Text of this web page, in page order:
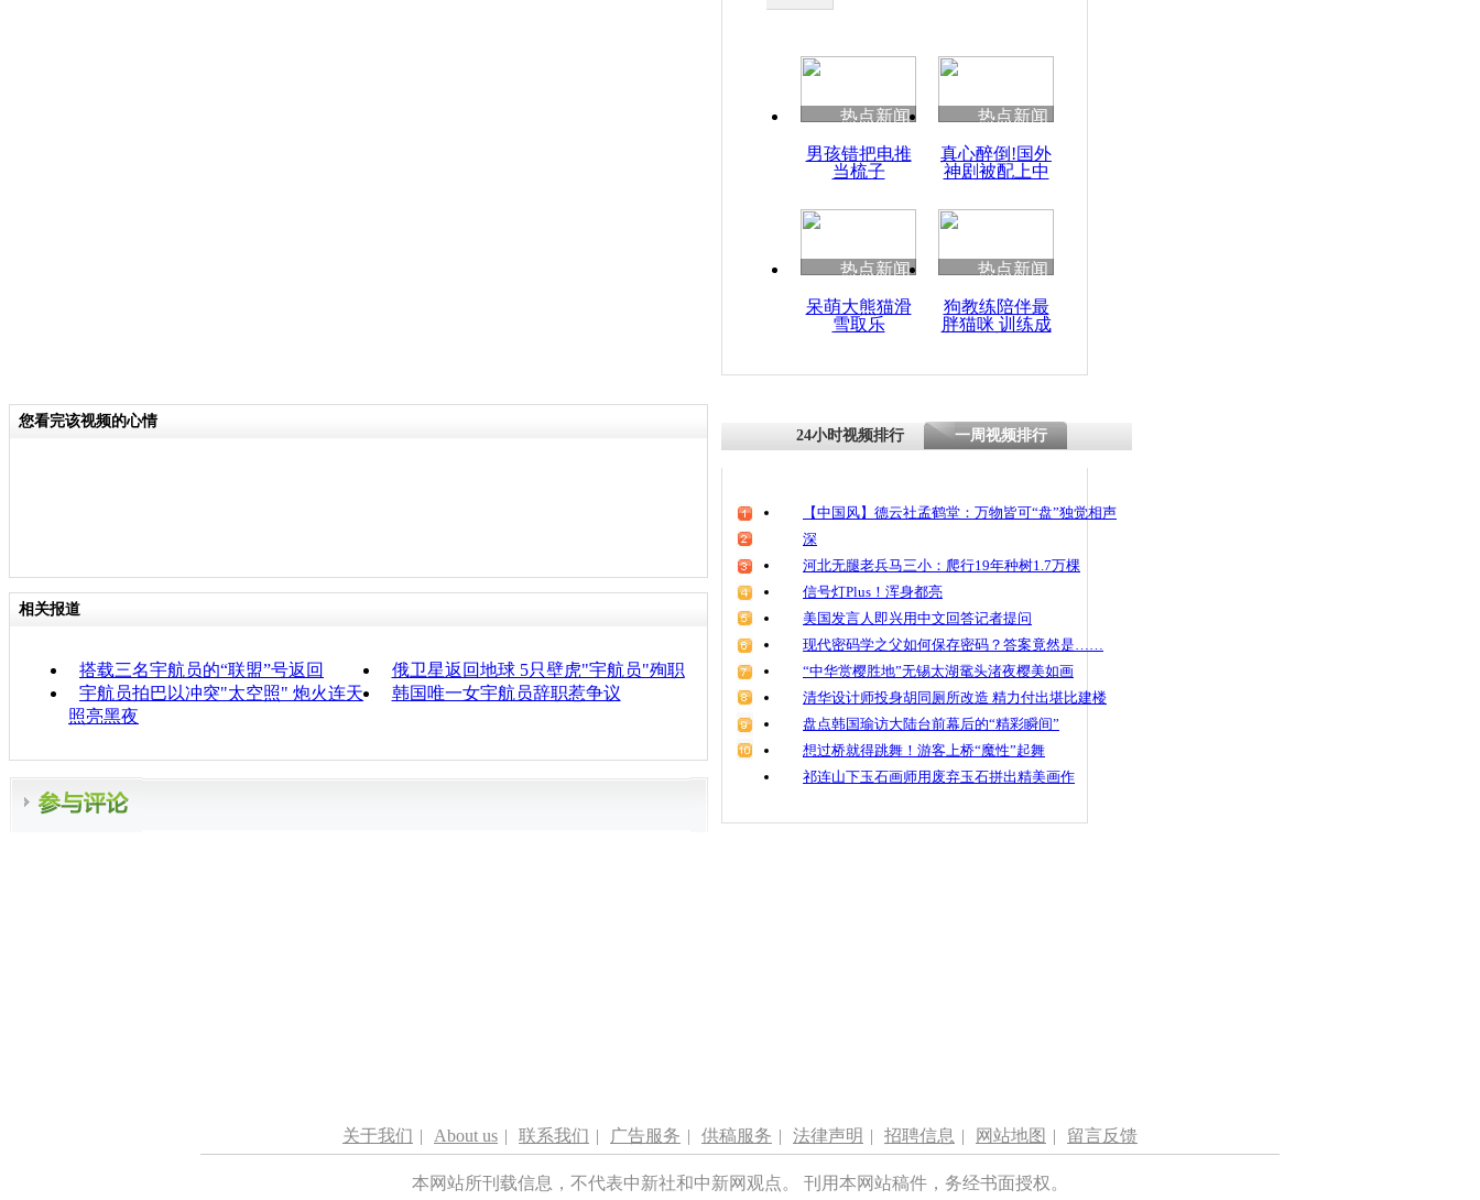
热点新闻
男孩错把电推
当梳子
热点新闻
真心醉倒!国外
神剧被配上中
热点新闻
呆萌大熊猫滑
雪取乐
热点新闻
狗教练陪伴最
胖猫咪 训练成
您看完该视频的心情
相关报道
搭载三名宇航员的“联盟”号返回
俄卫星返回地球 5只壁虎"宇航员"殉职
宇航员拍巴以冲突"太空照" 炮火连天
照亮黑夜
韩国唯一女宇航员辞职惹争议
24小时视频排行 一周视频排行
【中国风】德云社孟鹤堂：万物皆可“盘”独觉相声
深
河北无腿老兵马三小：爬行19年种树1.7万棵
信号灯Plus！浑身都亮
美国发言人即兴用中文回答记者提问
现代密码学之父如何保存密码？答案竟然是……
“中华赏樱胜地”无锡太湖鼋头渚夜樱美如画
清华设计师投身胡同厕所改造 精力付出堪比建楼
盘点韩国瑜访大陆台前幕后的“精彩瞬间”
想过桥就得跳舞！游客上桥“魔性”起舞
祁连山下玉石画师用废弃玉石拼出精美画作
关于我们 | About us | 联系我们 | 广告服务 | 供稿服务 | 法律声明 | 招聘信息 | 网站地图 | 留言反馈
本网站所刊载信息，不代表中新社和中新网观点。 刊用本网站稿件，务经书面授权。